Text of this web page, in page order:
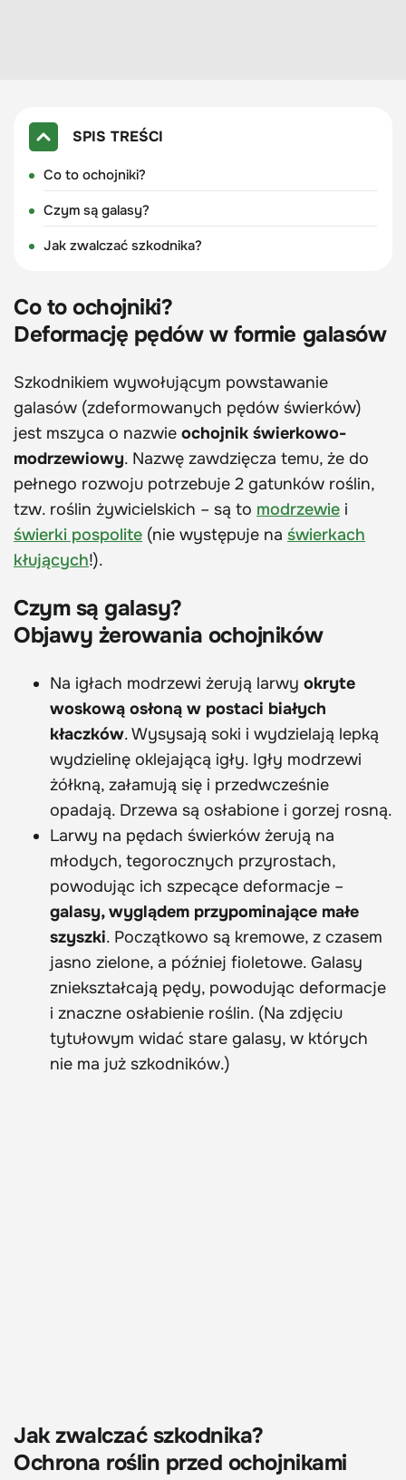
SPIS TREŚCI
Co to ochojniki?
Czym są galasy?
Jak zwalczać szkodnika?
Co to ochojniki?
Deformację pędów w formie galasów
Szkodnikiem wywołującym powstawanie
galasów (zdeformowanych pędów świerków)
jest mszyca o nazwie ochojnik świerkowo-
modrzewiowy. Nazwę zawdzięcza temu, że do
pełnego rozwoju potrzebuje 2 gatunków roślin,
tzw. roślin żywicielskich – są to modrzewie i
świerki pospolite (nie występuje na świerkach
kłujących!).
Czym są galasy?
Objawy żerowania ochojników
Na igłach modrzewi żerują larwy okryte
woskową osłoną w postaci białych
kłaczków. Wysysają soki i wydzielają lepką
wydzielinę oklejającą igły. Igły modrzewi
żółkną, załamują się i przedwcześnie
opadają. Drzewa są osłabione i gorzej rosną.
Larwy na pędach świerków żerują na
młodych, tegorocznych przyrostach,
powodując ich szpecące deformacje –
galasy, wyglądem przypominające małe
szyszki. Początkowo są kremowe, z czasem
jasno zielone, a później fioletowe. Galasy
zniekształcają pędy, powodując deformacje
i znaczne osłabienie roślin. (Na zdjęciu
tytułowym widać stare galasy, w których
nie ma już szkodników.)
Jak zwalczać szkodnika?
Ochrona roślin przed ochojnikami